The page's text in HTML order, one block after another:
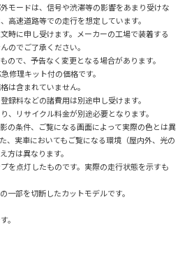
モードは、信号や渋滞等の影響をあまり受けな
高速道路等での走行を想定しています。
時に申し受けます。メーカーの工場で装着する
のでご了承ください。
で、予告なく変更となる場合があります。
修理キット付の価格です。
は含まれていません。
料などの諸費用は別途申し受けます。
リサイクル料金が別途必要となります。
の条件、ご覧になる画面によって実際の色とは異
、実車においてもご覧になる環境（屋内外、光の
方は異なります。
を点灯したものです。実際の走行状態を示すも
部を切断したカットモデルです。
。